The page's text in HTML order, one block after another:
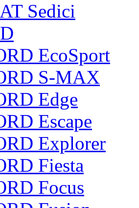
Sedici
EcoSport
S-MAX
Edge
Escape
Explorer
Fiesta
Focus